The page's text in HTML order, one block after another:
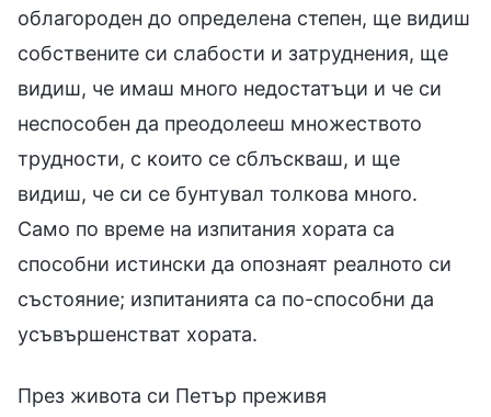
облагороден до определена степен, ще видиш
собствените си слабости и затруднения, ще
видиш, че имаш много недостатъци и че си
неспособен да преодолееш множеството
трудности, с които се сблъскваш, и ще
видиш, че си се бунтувал толкова много.
Само по време на изпитания хората са
способни истински да опознаят реалното си
състояние; изпитанията са по-способни да
усъвършенстват хората.
През живота си Петър преживя